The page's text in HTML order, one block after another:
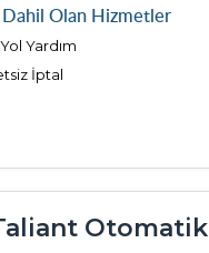
Olan Hizmetler
Yardım
İptal
Otomatik